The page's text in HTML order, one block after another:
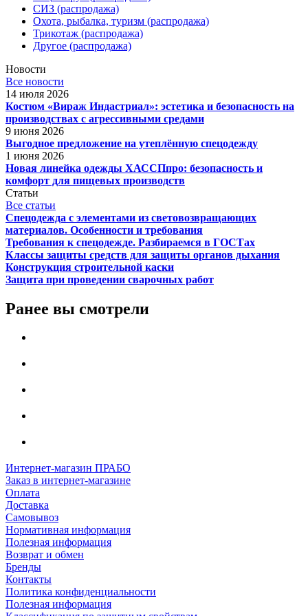
СИЗ (распродажа)
Охота, рыбалка, туризм (распродажа)
Трикотаж (распродажа)
Другое (распродажа)
Новости
Все новости
14 июля 2026
Костюм «Вираж Индастриал»: эстетика и безопасность на
производствах с агрессивными средами
9 июня 2026
Выгодное предложение на утеплённую спецодежду
1 июня 2026
Новая линейка одежды ХАССПпро: безопасность и
комфорт для пищевых производств
Статьи
Все статьи
Спецодежда с элементами из световозвращающих
материалов. Особенности и требования
Требования к спецодежде. Разбираемся в ГОСТах
Классы защиты средств для защиты органов дыхания
Конструкция строительной каски
Защита при проведении сварочных работ
Ранее вы смотрели
Интернет-магазин ПРАБО
Заказ в интернет-магазине
Оплата
Доставка
Самовывоз
Нормативная информация
Полезная информация
Возврат и обмен
Бренды
Контакты
Политика конфиденциальности
Полезная информация